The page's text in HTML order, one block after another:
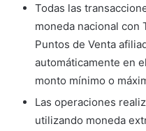
Todas las
moneda nacional con
Puntos de Venta
automáticamente en
monto mínimo o
Las operaciones
utilizando moneda